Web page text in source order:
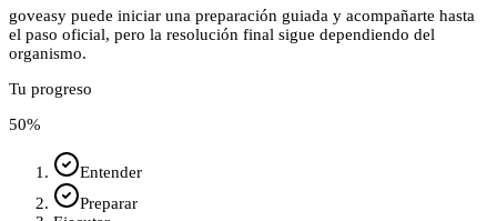
goveasy puede iniciar una preparación guiada y acompañarte hasta
el paso oficial, pero la resolución final sigue dependiendo del
organismo.
Tu progreso
50%
Entender
Preparar